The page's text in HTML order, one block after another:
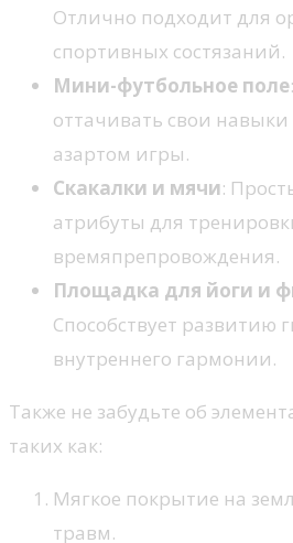
Отлично подходит для
спортивных состязаний.
Мини-футбольное поле
оттачивать свои
азартом игры.
Скакалки и мячи:
атрибуты для
времяпрепровождения.
Площадка для йоги и
Способствует развитию
внутреннего гармонии.
Также не забудьте об
таких как:
Мягкое покрытие на
травм.